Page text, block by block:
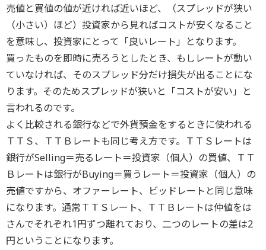
売値と買値の値が近ければ近いほど、（スプレッドが狭い
（小さい）ほど）投資家から見ればコストが安くなること
を意味し、投資家にとって「良いレート」となります。
買ったものを即時に売ろうとしたとき、もしレートが動い
ていなければ、そのスプレッド分だけ損失が出ることにな
ります。そのためスプレッドが狭いと「コストが安い」と
言われるのです。
よく比較される銀行などで外貨預金をするときに使われる
ＴＴＳ、ＴＴＢレートも同じ考え方です。ＴＴＳレートは
銀行がSelling＝売るレート＝投資家（個人）の買値、ＴＴ
Ｂレートは銀行がBuying＝買うレート＝投資家（個人）の
売値ですから、オファーレート、ビッドレートと同じ意味
になります。通常ＴＴＳレート、ＴＴＢレートは仲値をは
さんでそれぞれ1円ずつ離れており、二つのレートの差は2
円ということになります。